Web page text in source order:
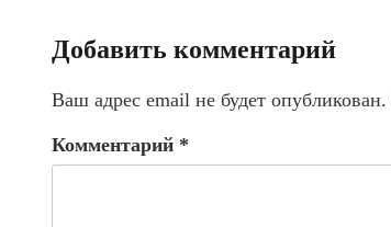
Добавить комментарий
Ваш адрес email не будет опубликован.
Комментарий *